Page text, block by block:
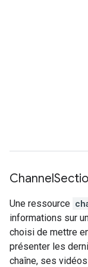
Channel
Une ressource
informations sur
choisi de mettre
présenter les
chaîne, ses